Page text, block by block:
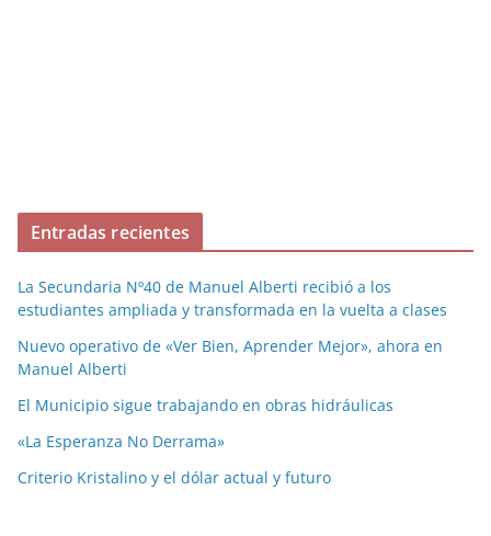
Entradas recientes
La Secundaria Nº40 de Manuel Alberti recibió a los
estudiantes ampliada y transformada en la vuelta a clases
Nuevo operativo de «Ver Bien, Aprender Mejor», ahora en
Manuel Alberti
El Municipio sigue trabajando en obras hidráulicas
«La Esperanza No Derrama»
Criterio Kristalino y el dólar actual y futuro